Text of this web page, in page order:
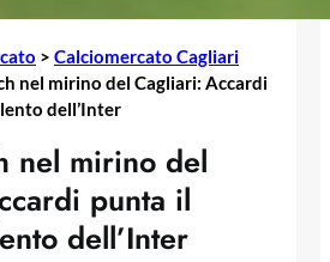
> Calciomercato Cagliari
nel mirino del Cagliari: Accardi
dell’Inter
nel mirino del
punta il
dell’Inter